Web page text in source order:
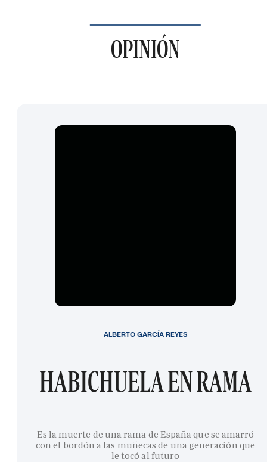
OPINIÓN
HABICHUELA EN RAMA
Es la muerte de una rama de España que se amarró
con el bordón a las muñecas de una generación que
le tocó al futuro
ALBERTO GARCÍA REYES